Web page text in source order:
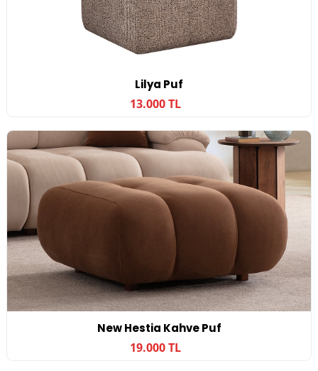
Lilya Puf
13.000 TL
New Hestia Kahve Puf
19.000 TL